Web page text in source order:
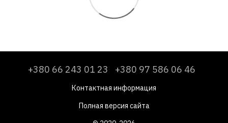
+380 66 243 01 23 +380 97 586 06 46
Контактная информация
Полная версия сайта